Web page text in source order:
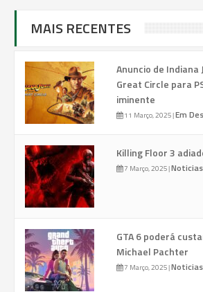
MAIS RECENTES
Anuncio de Indiana
Great Circle para
iminente
11 Março, 2025|Em
Killing Floor 3
7 Março, 2025|Noticias
GTA 6 poderá
Michael Pachter
7 Março, 2025|Noticias